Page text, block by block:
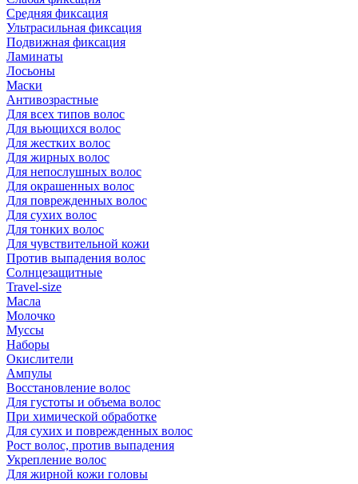
Средняя фиксация
Ультрасильная фиксация
Подвижная фиксация
Ламинаты
Лосьоны
Маски
Антивозрастные
Для всех типов волос
Для вьющихся волос
Для жестких волос
Для жирных волос
Для непослушных волос
Для окрашенных волос
Для поврежденных волос
Для сухих волос
Для тонких волос
Для чувствительной кожи
Против выпадения волос
Солнцезащитные
Travel-size
Масла
Молочко
Муссы
Наборы
Окислители
Ампулы
Восстановление волос
Для густоты и объема волос
При химической обработке
Для сухих и поврежденных волос
Рост волос, против выпадения
Укрепление волос
Для жирной кожи головы